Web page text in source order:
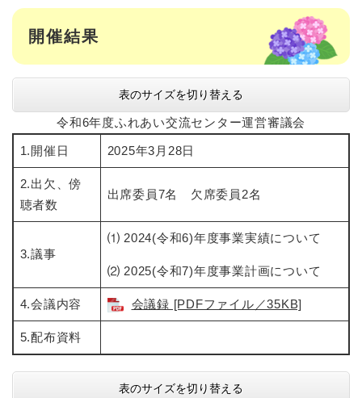
開催結果
表のサイズを切り替える
令和6年度ふれあい交流センター運営審議会
1.開催日 2025年3月28日
2.出欠、傍
聴者数
出席委員7名 欠席委員2名
3.議事
⑴ 2024(令和6)年度事業実績について
⑵ 2025(令和7)年度事業計画について
4.会議内容 会議録 [PDFファイル／35KB]
5.配布資料
表のサイズを切り替える